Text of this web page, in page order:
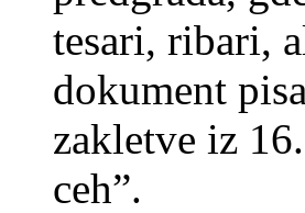
tesari, ribari,
dokument
zakletve iz
ceh”.